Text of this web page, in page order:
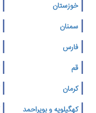
خوزستان
سمنان
فارس
قم
کرمان
کهگیلویه و بویراحمد